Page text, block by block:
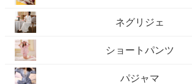
ネグリジェ
ショートパンツ
パジャマ